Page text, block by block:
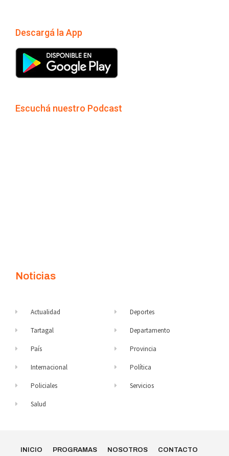
Descargá la App
Escuchá nuestro Podcast
Noticias
Actualidad
Tartagal
País
Internacional
Policiales
Salud
Deportes
Departamento
Provincia
Política
Servicios
INICIO PROGRAMAS NOSOTROS CONTACTO